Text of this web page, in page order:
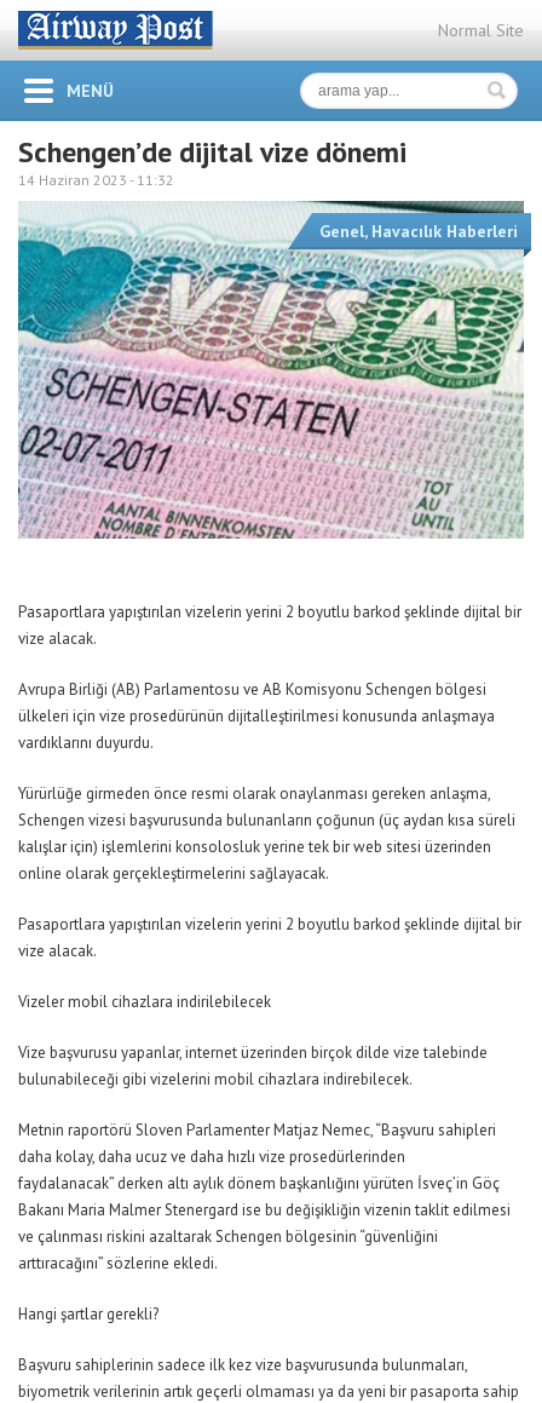
Normal Site
MENÜ
Schengen’de dijital vize dönemi
14 Haziran 2023 - 11:32
Genel, Havacılık Haberleri
Pasaportlara yapıştırılan vizelerin yerini 2 boyutlu barkod şeklinde dijital bir
vize alacak.
Avrupa Birliği (AB) Parlamentosu ve AB Komisyonu Schengen bölgesi
ülkeleri için vize prosedürünün dijitalleştirilmesi konusunda anlaşmaya
vardıklarını duyurdu.
Yürürlüğe girmeden önce resmi olarak onaylanması gereken anlaşma,
Schengen vizesi başvurusunda bulunanların çoğunun (üç aydan kısa süreli
kalışlar için) işlemlerini konsolosluk yerine tek bir web sitesi üzerinden
online olarak gerçekleştirmelerini sağlayacak.
Pasaportlara yapıştırılan vizelerin yerini 2 boyutlu barkod şeklinde dijital bir
vize alacak.
Vizeler mobil cihazlara indirilebilecek
Vize başvurusu yapanlar, internet üzerinden birçok dilde vize talebinde
bulunabileceği gibi vizelerini mobil cihazlara indirebilecek.
Metnin raportörü Sloven Parlamenter Matjaz Nemec,“Başvuru sahipleri
daha kolay, daha ucuz ve daha hızlı vize prosedürlerinden
faydalanacak” derken altı aylık dönem başkanlığını yürüten İsveç’in Göç
Bakanı Maria Malmer Stenergard ise bu değişikliğin vizenin taklit edilmesi
ve çalınması riskini azaltarak Schengen bölgesinin “güvenliğini
arttıracağını” sözlerine ekledi.
Hangi şartlar gerekli?
Başvuru sahiplerinin sadece ilk kez vize başvurusunda bulunmaları,
biyometrik verilerinin artık geçerli olmaması ya da yeni bir pasaporta sahip